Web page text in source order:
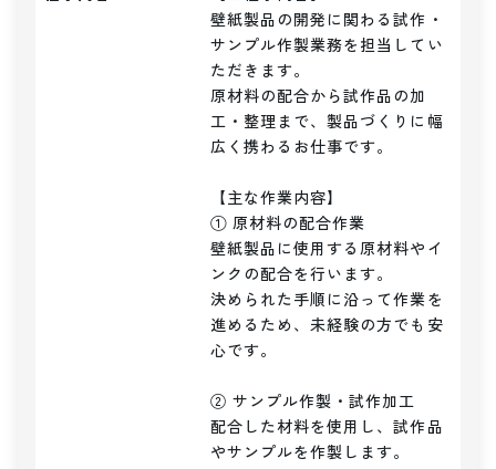
壁紙製品の開発に関わる試作・
サンプル作製業務を担当してい
ただきます。
原材料の配合から試作品の加
工・整理まで、製品づくりに幅
広く携わるお仕事です。
【主な作業内容】
① 原材料の配合作業
壁紙製品に使用する原材料やイ
ンクの配合を行います。
決められた手順に沿って作業を
進めるため、未経験の方でも安
心です。
② サンプル作製・試作加工
配合した材料を使用し、試作品
やサンプルを作製します。